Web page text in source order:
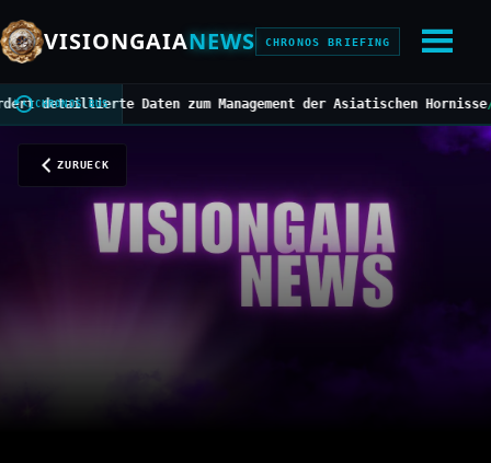
VISIONGAIANEWS CHRONOS BRIEFING
CHRONOS BUS
Daten zum Management der Asiatischen Hornisse///
ZURUECK